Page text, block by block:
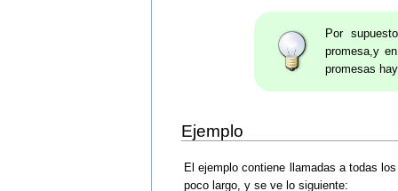
Por
promesa,y
promesas
Ejemplo
El ejemplo contiene llamadas a todas
poco largo, y se ve lo siguiente: